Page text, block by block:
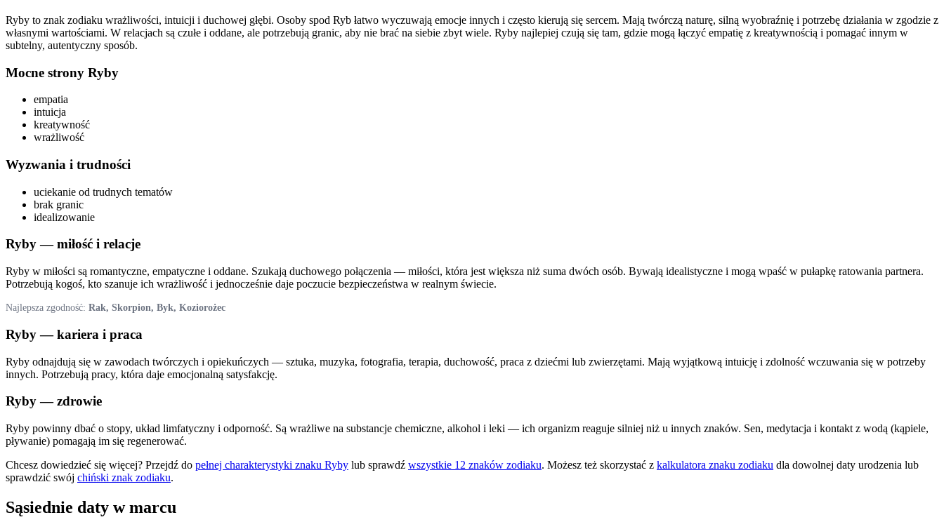
Ryby to znak zodiaku wrażliwości, intuicji i duchowej głębi. Osoby spod Ryb łatwo wyczuwają emocje innych i często kierują się sercem. Mają twórczą naturę, silną wyobraźnię i potrzebę działania w zgodzie z
własnymi wartościami. W relacjach są czułe i oddane, ale potrzebują granic, aby nie brać na siebie zbyt wiele. Ryby najlepiej czują się tam, gdzie mogą łączyć empatię z kreatywnością i pomagać innym w
subtelny, autentyczny sposób.
Mocne strony Ryby
empatia
intuicja
kreatywność
wrażliwość
Wyzwania i trudności
uciekanie od trudnych tematów
brak granic
idealizowanie
Ryby— miłość i relacje
Ryby w miłości są romantyczne, empatyczne i oddane. Szukają duchowego połączenia — miłości, która jest większa niż suma dwóch osób. Bywają idealistyczne i mogą wpaść w pułapkę ratowania partnera.
Potrzebują kogoś, kto szanuje ich wrażliwość i jednocześnie daje poczucie bezpieczeństwa w realnym świecie.
Najlepsza zgodność: Rak, Skorpion, Byk, Koziorożec
Ryby— kariera i praca
Ryby odnajdują się w zawodach twórczych i opiekuńczych — sztuka, muzyka, fotografia, terapia, duchowość, praca z dziećmi lub zwierzętami. Mają wyjątkową intuicję i zdolność wczuwania się w potrzeby
innych. Potrzebują pracy, która daje emocjonalną satysfakcję.
Ryby— zdrowie
Ryby powinny dbać o stopy, układ limfatyczny i odporność. Są wrażliwe na substancje chemiczne, alkohol i leki — ich organizm reaguje silniej niż u innych znaków. Sen, medytacja i kontakt z wodą (kąpiele,
pływanie) pomagają im się regenerować.
Chcesz dowiedzieć się więcej? Przejdź do pełnej charakterystyki znaku Ryby lub sprawdź wszystkie 12 znaków zodiaku. Możesz też skorzystać z kalkulatora znaku zodiaku dla dowolnej daty urodzenia lub
sprawdzić swój chiński znak zodiaku.
Sąsiednie daty wmarcu